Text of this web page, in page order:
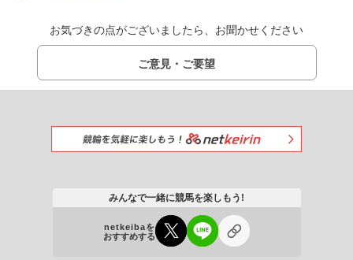
お気づきの点がございましたら、お聞かせください
ご意見・ご要望
みんなで一緒に競馬を楽しもう!
netkeibaを
おすすめする